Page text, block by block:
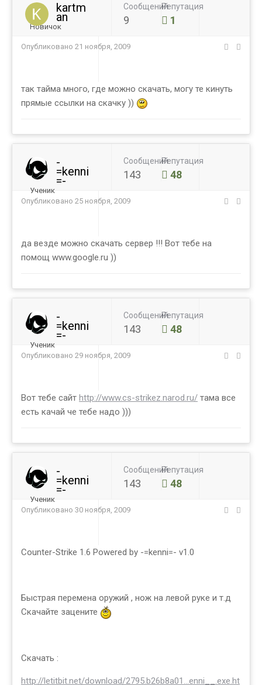
kartm
an
Новичок
Сообщений
9
Репутация
1
Опубликовано 21 ноября, 2009
так тайма много, где можно скачать, могу те кинуть
прямые ссылки на скачку ))
-
=kenni
=-
Ученик
Сообщений
143
Репутация
48
Опубликовано 25 ноября, 2009
да везде можно скачать сервер !!! Вот тебе на
помощ www.google.ru ))
-
=kenni
=-
Ученик
Сообщений
143
Репутация
48
Опубликовано 29 ноября, 2009
Вот тебе сайт http://www.cs-strikez.narod.ru/ тама все
есть качай че тебе надо )))
-
=kenni
=-
Ученик
Сообщений
143
Репутация
48
Опубликовано 30 ноября, 2009
Counter-Strike 1.6 Powered by -=kenni=- v1.0
Быстрая перемена оружий , нож на левой руке и т.д
Скачайте зацените
Скачать :
http://letitbit.net/download/2795.b26b8a01...enni__.exe.ht